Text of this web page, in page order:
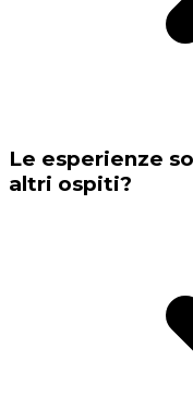
Le esperienze
altri ospiti?